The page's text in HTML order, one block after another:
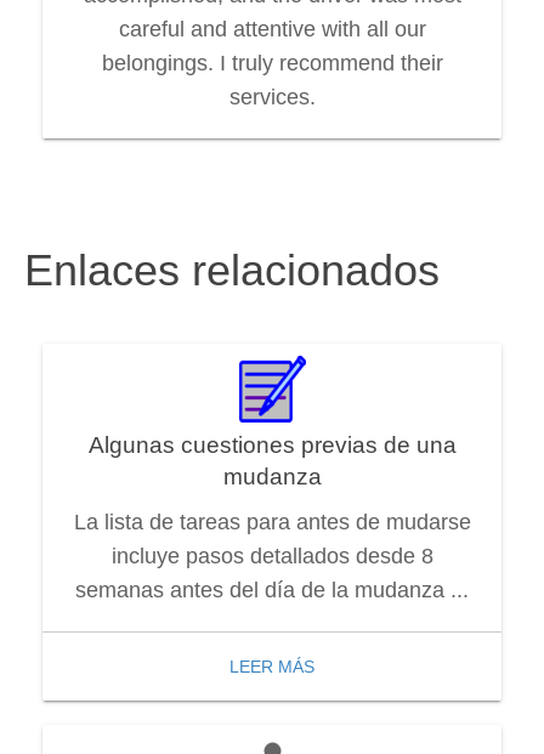
careful and attentive with all our
belongings. I truly recommend their
services.
Enlaces relacionados
Algunas cuestiones previas de una
mudanza
La lista de tareas para antes de mudarse
incluye pasos detallados desde 8
semanas antes del día de la mudanza ...
LEER MÁS